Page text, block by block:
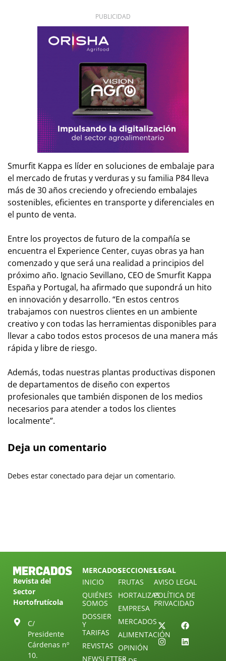
PUBLICIDAD
Smurfit Kappa es líder en soluciones de embalaje para
el mercado de frutas y verduras y su familia P84 lleva
más de 30 años creciendo y ofreciendo embalajes
sostenibles, eficientes en transporte y diferenciales en
el punto de venta.
Entre los proyectos de futuro de la compañía se
encuentra el Experience Center, cuyas obras ya han
comenzado y que será una realidad a principios del
próximo año. Ignacio Sevillano, CEO de Smurfit Kappa
España y Portugal, ha afirmado que supondrá un hito
en innovación y desarrollo. “En estos centros
trabajamos con nuestros clientes en un ambiente
creativo y con todas las herramientas disponibles para
llevar a cabo todos estos procesos de una manera más
rápida y libre de riesgo.
Además, todas nuestras plantas productivas disponen
de departamentos de diseño con expertos
profesionales que también disponen de los medios
necesarios para atender a todos los clientes
localmente”.
Deja un comentario
Debes estar conectado para dejar un comentario.
Revista del
Sector
Hortofrutícola
C/
Presidente
Cárdenas nº
10.
MERCADOS
INICIO
QUIÉNES
SOMOS
DOSSIER
Y
TARIFAS
REVISTAS
NEWSLETTER
SECCIONES
FRUTAS
HORTALIZAS
EMPRESA
MERCADOS
ALIMENTACIÓN
OPINIÓN
LEGAL
AVISO LEGAL
POLÍTICA DE
PRIVACIDAD